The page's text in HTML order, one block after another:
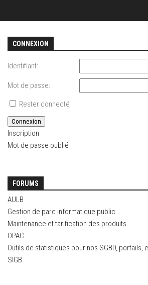
CONNEXION
Identifiant:
Mot de passe:
Rester connecté
Connexion
Inscription
Mot de passe oublié
FORUMS
AULB
Gestion de parc informatique public
Maintenance et tarification des produits
OPAC
Outils de statistiques pour nos SGBD, portails,
SIGB